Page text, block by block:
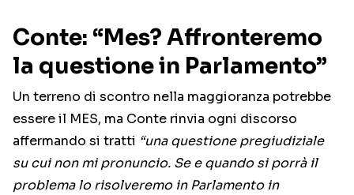
Conte: “Mes? Affronteremo
la questione in Parlamento”
Un terreno di scontro nella maggioranza potrebbe
essere il MES, ma Conte rinvia ogni discorso
affermando si tratti “una questione pregiudiziale
su cui non mi pronuncio. Se e quando si porrà il
problema lo risolveremo in Parlamento in